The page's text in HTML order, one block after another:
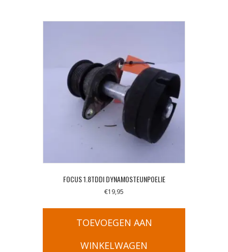
FOCUS 1.8TDDI DYNAMOSTEUNPOELIE
€19,95
TOEVOEGEN AAN
WINKELWAGEN